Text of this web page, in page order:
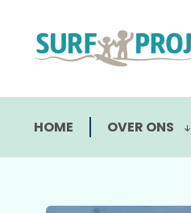
HOME OVER ONS